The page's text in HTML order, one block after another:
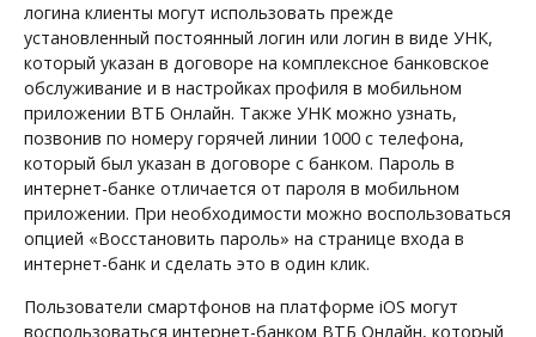
логина клиенты могут использовать прежде
установленный постоянный логин или логин в виде УНК,
который указан в договоре на комплексное банковское
обслуживание и в настройках профиля в мобильном
приложении ВТБ Онлайн. Также УНК можно узнать,
позвонив по номеру горячей линии 1000 с телефона,
который был указан в договоре с банком. Пароль в
интернет-банке отличается от пароля в мобильном
приложении. При необходимости можно воспользоваться
опцией «Восстановить пароль» на странице входа в
интернет-банк и сделать это в один клик.
Пользователи смартфонов на платформе iOS могут
воспользоваться интернет-банком ВТБ Онлайн, который